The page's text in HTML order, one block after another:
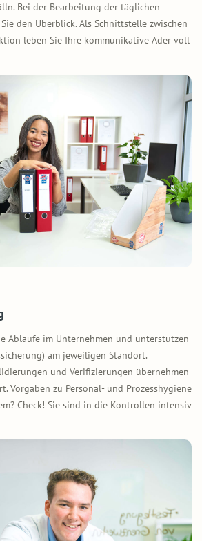
Bei der Bearbeitung der täglichen
den Überblick. Als Schnittstelle zwischen
leben Sie Ihre kommunikative Ader voll
Abläufe im Unternehmen und unterstützen
am jeweiligen Standort.
und Verifizierungen übernehmen
Vorgaben zu Personal- und Prozesshygiene
Check! Sie sind in die Kontrollen intensiv